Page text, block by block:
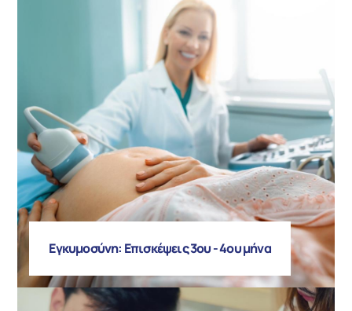
Εγκυμοσύνη: Επισκέψεις 3ου - 4ου μήνα